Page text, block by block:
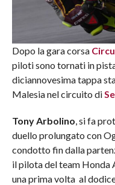
Dopo la gara corsa
piloti sono tornati in
diciannovesima tappa
Malesia nel circuito di
TonyArbolino, si fa
duello prolungato con
condotto fin dalla
il pilota del team Honda
una prima volta al